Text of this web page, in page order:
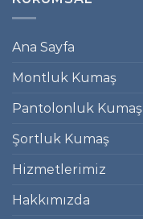
Ana Sayfa
Montluk Kumaş
Pantolonluk Kumaş
Şortluk Kumaş
Hizmetlerimiz
Hakkımızda